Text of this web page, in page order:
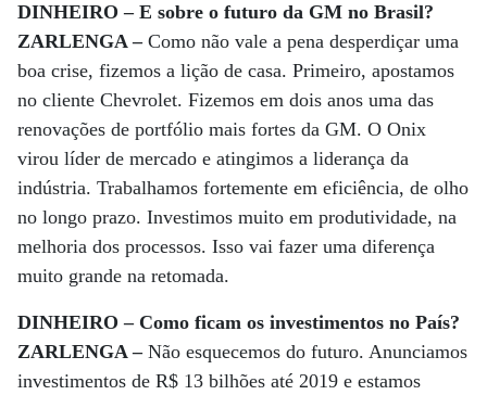
DINHEIRO – E sobre o futuro da GM no Brasil?
ZARLENGA – Como não vale a pena desperdiçar uma
boa crise, fizemos a lição de casa. Primeiro, apostamos
no cliente Chevrolet. Fizemos em dois anos uma das
renovações de portfólio mais fortes da GM. O Onix
virou líder de mercado e atingimos a liderança da
indústria. Trabalhamos fortemente em eficiência, de olho
no longo prazo. Investimos muito em produtividade, na
melhoria dos processos. Isso vai fazer uma diferença
muito grande na retomada.
DINHEIRO – Como ficam os investimentos no País?
ZARLENGA –Não esquecemos do futuro. Anunciamos
investimentos de R$ 13 bilhões até 2019 e estamos